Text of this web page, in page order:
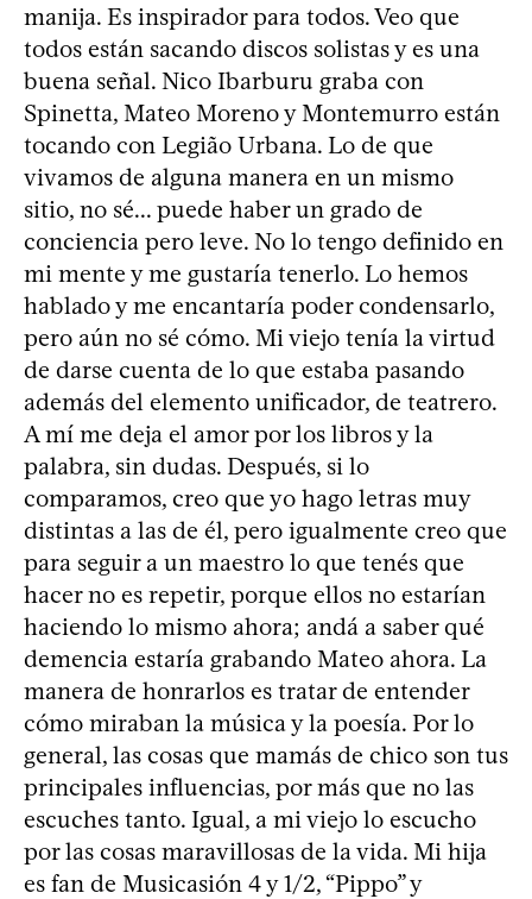
manija. Es inspirador para todos. Veo que
todos están sacando discos solistas y es una
buena señal. Nico Ibarburu graba con
Spinetta, Mateo Moreno y Montemurro están
tocando con Legião Urbana. Lo de que
vivamos de alguna manera en un mismo
sitio, no sé... puede haber un grado de
conciencia pero leve. No lo tengo definido en
mi mente y me gustaría tenerlo. Lo hemos
hablado y me encantaría poder condensarlo,
pero aún no sé cómo. Mi viejo tenía la virtud
de darse cuenta de lo que estaba pasando
además del elemento unificador, de teatrero.
A mí me deja el amor por los libros y la
palabra, sin dudas. Después, si lo
comparamos, creo que yo hago letras muy
distintas a las de él, pero igualmente creo que
para seguir a un maestro lo que tenés que
hacer no es repetir, porque ellos no estarían
haciendo lo mismo ahora; andá a saber qué
demencia estaría grabando Mateo ahora. La
manera de honrarlos es tratar de entender
cómo miraban la música y la poesía. Por lo
general, las cosas que mamás de chico son tus
principales influencias, por más que no las
escuches tanto. Igual, a mi viejo lo escucho
por las cosas maravillosas de la vida. Mi hija
es fan de Musicasión 4 y 1/2, “Pippo” y